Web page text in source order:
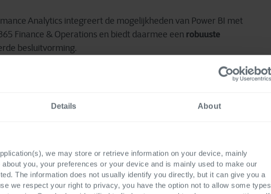
Details About
we may store or retrieve information on your device, mainly
you, your preferences or your device and is mainly used to make our
The information does not usually identify you directly, but it can give you a
we respect your right to privacy, you have the option not to allow some types
Analytics integreert de mogelijkheden van Power BI met
Finance & Operations en biedt daarmee een robuuste
besluitvorming.
gegevens in Dataverse te consolideren, creëert het
verduidelijken.
een uniforme gegevensbron voor rapportage, waardoor
gebruikersefficiënt rapportages op transactieniveau
is van ontwikkelaars.